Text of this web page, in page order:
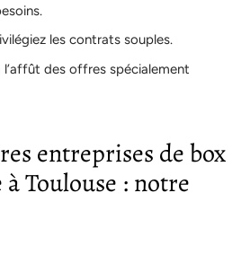
les contrats souples.
l’affût des offres spécialement
entreprises de box
à Toulouse : notre